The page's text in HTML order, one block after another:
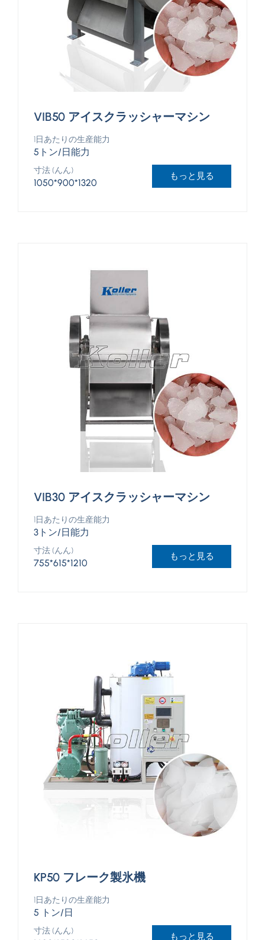
VIB50 アイスクラッシャーマシン
1日あたりの生産能力
5トン/日能力
寸法 (んん)
1050*900*1320
もっと見る
VIB30 アイスクラッシャーマシン
1日あたりの生産能力
3トン/日能力
寸法 (んん)
755*615*1210
もっと見る
KP50 フレーク製氷機
1日あたりの生産能力
5 トン/日
寸法 (んん)
もっと見る